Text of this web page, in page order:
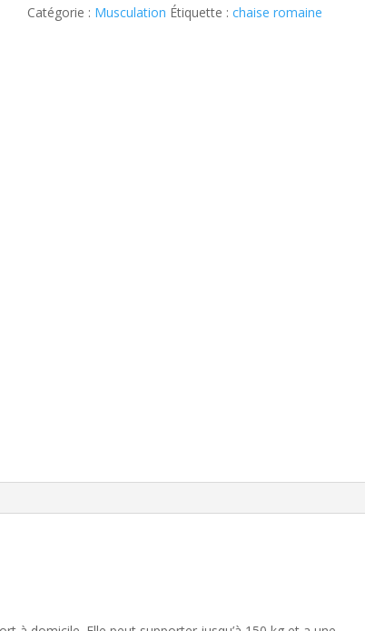
Catégorie : Musculation Étiquette :chaise romaine